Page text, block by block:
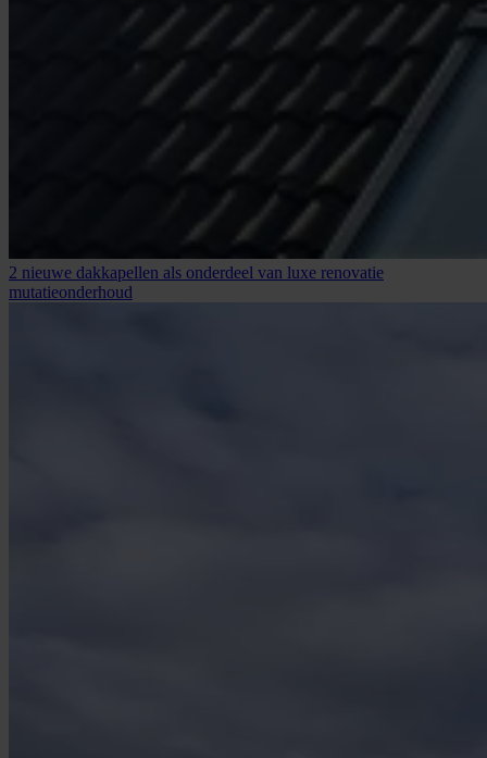
2 nieuwe dakkapellen als onderdeel van luxe renovatie
mutatieonderhoud